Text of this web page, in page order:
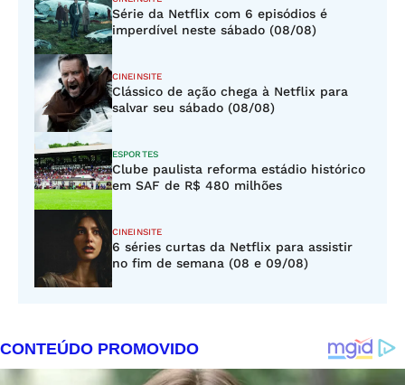
Série da Netflix com 6 episódios é
imperdível neste sábado (08/08)
CINEINSITE
Clássico de ação chega à Netflix para
salvar seu sábado (08/08)
ESPORTES
Clube paulista reforma estádio histórico
em SAF de R$ 480 milhões
CINEINSITE
6 séries curtas da Netflix para assistir
no fim de semana (08 e 09/08)